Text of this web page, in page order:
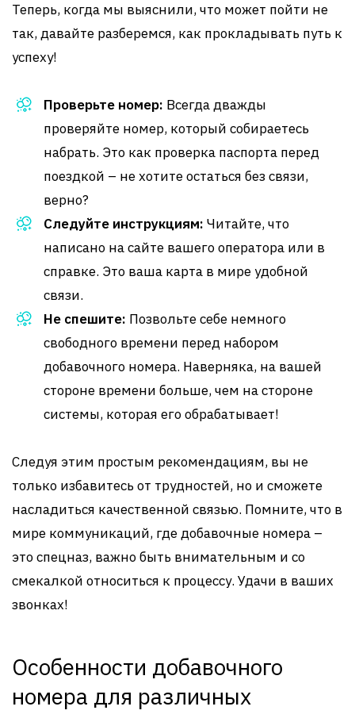
Теперь, когда мы выяснили, что может пойти не
так, давайте разберемся, как прокладывать путь к
успеху!
Проверьте номер: Всегда дважды
проверяйте номер, который собираетесь
набрать. Это как проверка паспорта перед
поездкой – не хотите остаться без связи,
верно?
Следуйте инструкциям: Читайте, что
написано на сайте вашего оператора или в
справке. Это ваша карта в мире удобной
связи.
Не спешите: Позвольте себе немного
свободного времени перед набором
добавочного номера. Наверняка, на вашей
стороне времени больше, чем на стороне
системы, которая его обрабатывает!
Следуя этим простым рекомендациям, вы не
только избавитесь от трудностей, но и сможете
насладиться качественной связью. Помните, что в
мире коммуникаций, где добавочные номера –
это спецназ, важно быть внимательным и со
смекалкой относиться к процессу. Удачи в ваших
звонках!
Особенности добавочного
номера для различных